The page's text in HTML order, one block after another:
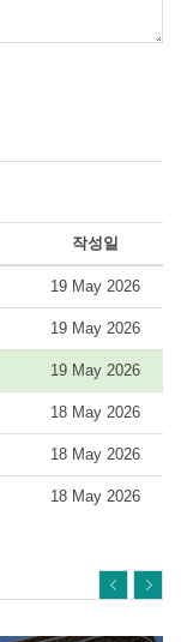
작성일
19 May 2026
19 May 2026
19 May 2026
18 May 2026
18 May 2026
18 May 2026